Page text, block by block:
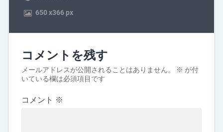
650x366 px
コメントを残す
メールアドレスが公開されることはありません。 ※ が付
いている欄は必須項目です
コメント ※